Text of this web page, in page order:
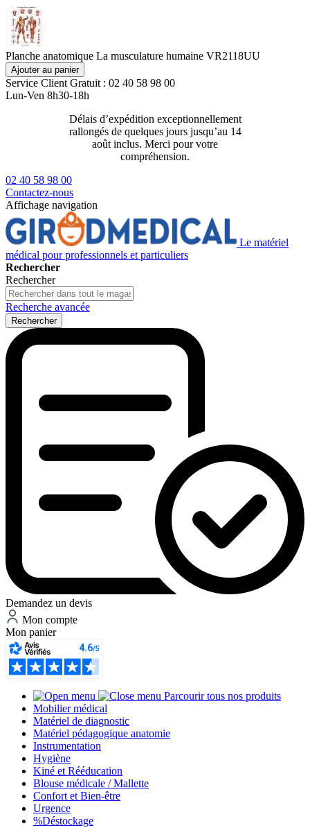
Planche anatomique La musculature humaine VR2118UU
Ajouter au panier
Service Client Gratuit : 02 40 58 98 00
Lun-Ven 8h30-18h
Délais d’expédition exceptionnellement
rallongés de quelques jours jusqu’au 14
août inclus. Merci pour votre
compréhension.
02 40 58 98 00
Contactez-nous
Affichage navigation
Le matériel
médical pour professionnels et particuliers
Rechercher
Rechercher
Recherche avancée
Rechercher
Demandez un devis
Mon compte
Mon panier
Parcourir tous nos produits
Mobilier médical
Matériel de diagnostic
Matériel pédagogique anatomie
Instrumentation
Hygiène
Kiné et Rééducation
Blouse médicale / Mallette
Confort et Bien-être
Urgence
%Déstockage